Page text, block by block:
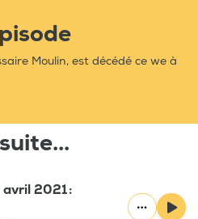
Moulin, est décédé ce we à
2021 :